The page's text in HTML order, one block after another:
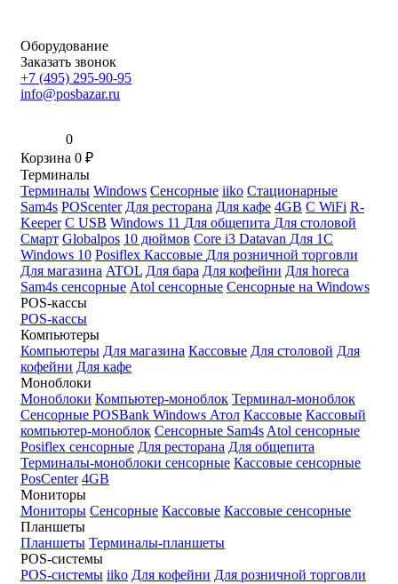
Оборудование
Заказать звонок
+7 (495) 295-90-95
info@posbazar.ru
0
Корзина 0 ₽
Терминалы
Терминалы Windows Сенсорные iiko Стационарные
Sam4s POScenter Для ресторана Для кафе 4GB С WiFi R-
Keeper С USB Windows 11 Для общепита Для столовой
Смарт Globalpos 10 дюймов Core i3 Datavan Для 1С
Windows 10 Posiflex Кассовые Для розничной торговли
Для магазина ATOL Для бара Для кофейни Для horeca
Sam4s сенсорные Atol сенсорные Сенсорные на Windows
POS-кассы
POS-кассы
Компьютеры
Компьютеры Для магазина Кассовые Для столовой Для
кофейни Для кафе
Моноблоки
Моноблоки Компьютер-моноблок Терминал-моноблок
Сенсорные POSBank Windows Атол Кассовые Кассовый
компьютер-моноблок Сенсорные Sam4s Atol сенсорные
Posiflex сенсорные Для ресторана Для общепита
Терминалы-моноблоки сенсорные Кассовые сенсорные
PosCenter 4GB
Мониторы
Мониторы Сенсорные Кассовые Кассовые сенсорные
Планшеты
Планшеты Терминалы-планшеты
POS-системы
POS-системы iiko Для кофейни Для розничной торговли